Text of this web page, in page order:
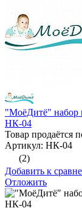
"МоёДитё" набор
НК-04
Товар продаётся
Артикул: НК-04
(2)
Добавить к
Отложить